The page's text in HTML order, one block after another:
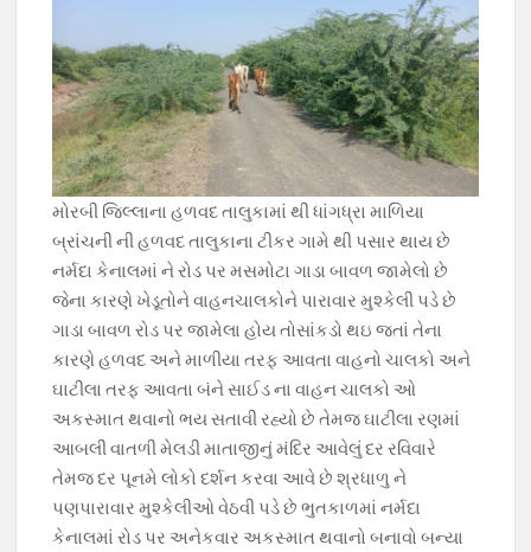
મોરબી જિલ્લાના હળવદ તાલુકામાં થી ધાંગધ્રા ‌માળિયા
બ્રાંચની ની હળવદ તાલુકાના ટીકર ગામે થી પસાર થાય છે
નર્મદા કેનાલમાં ને રોડ પર મસમોટા ગાડા બાવળ જામેલો છે
જેના કારણે ખેડૂતોને વાહનચાલકોને પારાવાર મુશ્કેલી પડે છે
ગાડા બાવળ રોડ પર જામેલા હોય તો‌સાંકડો થઇ જતાં તેના
કારણે હળવદ અને માળીયા તરફ આવતા વાહનો ચાલકો અને
ઘાટીલા તરફ આવતા બંને સાઈડ ના વાહન ચાલકો ઓ
અકસ્માત થવાનો ભય સતાવી રહ્યો છે તેમજ ઘાટીલા રણમાં
આબલી વાતળી મેલડી માતાજીનું મંદિર આવેલું દર રવિવારે
તેમજ દર પૂનમે લોકો દર્શન કરવા આવે છે શ્રધાળુ ને
પણપારાવાર મુશ્કેલીઓ વેઠવી પડે છે ભુતકાળમાં નર્મદા
કેનાલમાં રોડ પર અનેકવાર અકસ્માત થવાનો બનાવો બન્યા